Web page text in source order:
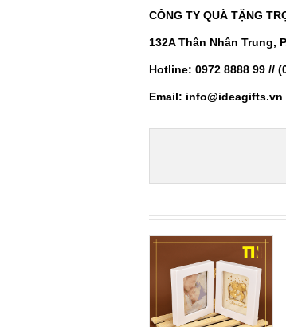
CÔNG TY QUÀ TẶNG
132A Thân Nhân Trung,
Hotline: 0972 8888 99 //
Email: info@ideagifts.vn